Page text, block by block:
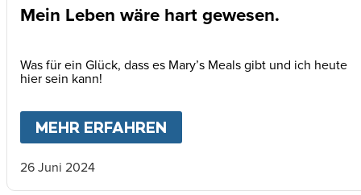
Mein Leben wäre hart gewesen.
Was für ein Glück, dass es Mary’s Meals gibt und ich heute
hier sein kann!
MEHR ERFAHREN
26 Juni 2024